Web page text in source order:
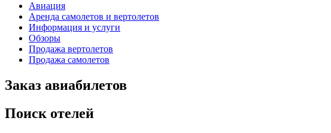
Авиация
Аренда самолетов и вертолетов
Информация и услуги
Обзоры
Продажа вертолетов
Продажа самолетов
Заказ авиабилетов
Поиск отелей